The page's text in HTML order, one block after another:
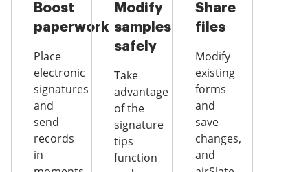
Boost
paperwork
Place
electronic
signatures
and
send
records
in
Modify
samples
safely
Take
advantage
of the
signature
tips
function
Share
files
Modify
existing
forms
and
save
changes,
and